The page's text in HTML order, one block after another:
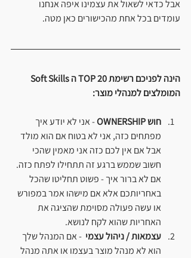
אבל כדאי לשאול את עצמינו איפה אנחנו
עומדים בכל אחת מהכישורים כאן מטה.
המומלצים למנהלי מוצר:
חוש OWNERSHIP
- אני לא יודע איך
מפתחים כזה, אני לא בטוח אם הוא מולד
אבל אם אין לכם כזה אני מאמין שהכי
חשוב שממש ברגע זה תתחילו לפתח כזה.
אם לא ברור איך - פשוט תחליטו שהכל
באחריותכם אלא אם מישהו אמר במפורש
או עשה פעולה מסוימת שהציגה את
האחריות שהוא לקח לנושא.
עצמאות / ניהול עצמי - אם המנהל שלך
הוא לא מנהל מוצר בעצמו או אתה מנהל